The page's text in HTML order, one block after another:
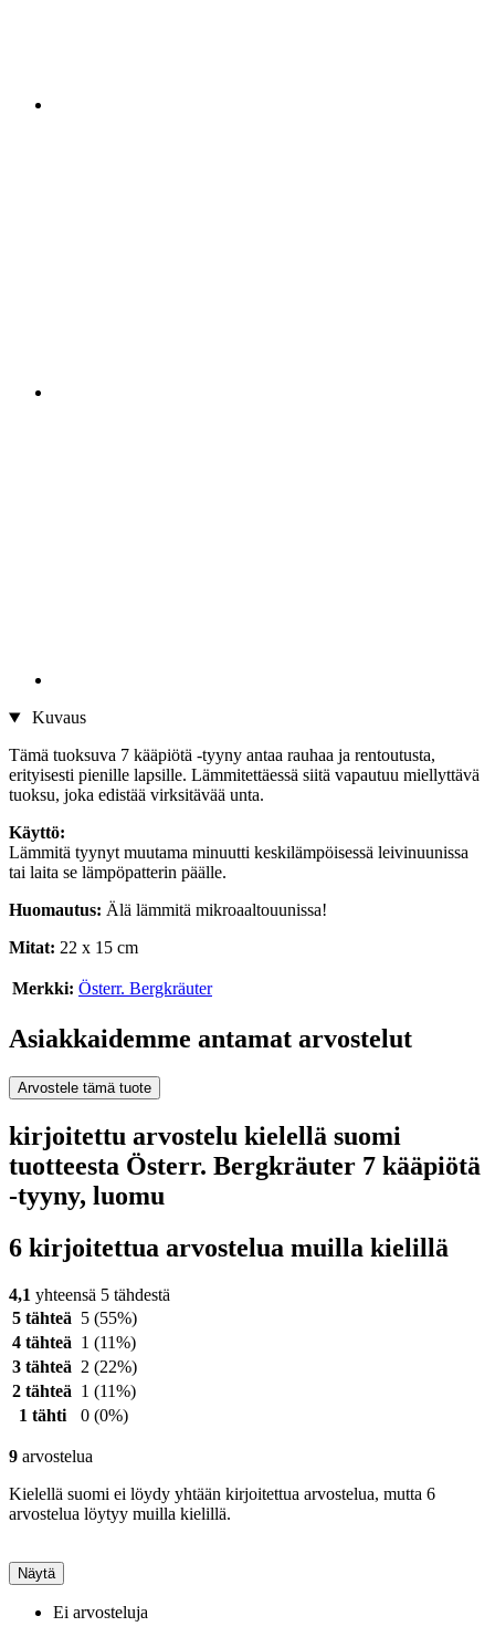
Kuvaus
Tämä tuoksuva 7 kääpiötä -tyyny antaa rauhaa ja rentoutusta,
erityisesti pienille lapsille. Lämmitettäessä siitä vapautuu miellyttävä
tuoksu, joka edistää virksitävää unta.
Käyttö:
Lämmitä tyynyt muutama minuutti keskilämpöisessä leivinuunissa
tai laita se lämpöpatterin päälle.
Huomautus: Älä lämmitä mikroaaltouunissa!
Mitat: 22 x 15 cm
Merkki: Österr. Bergkräuter
Asiakkaidemme antamat arvostelut
Arvostele tämä tuote
kirjoitettu arvostelu kielellä suomi
tuotteesta Österr. Bergkräuter 7 kääpiötä
-tyyny, luomu
6 kirjoitettua arvostelua muilla kielillä
4,1 yhteensä 5 tähdestä
5 tähteä 5 (55%)
4 tähteä 1 (11%)
3 tähteä 2 (22%)
2 tähteä 1 (11%)
1 tähti
0 (0%)
9 arvostelua
Kielellä suomi ei löydy yhtään kirjoitettua arvostelua, mutta 6
arvostelua löytyy muilla kielillä.
Näytä
Ei arvosteluja